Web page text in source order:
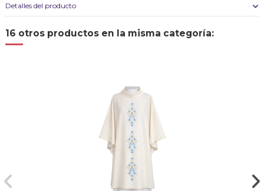
Detalles del producto
16 otros productos en la misma categoría: